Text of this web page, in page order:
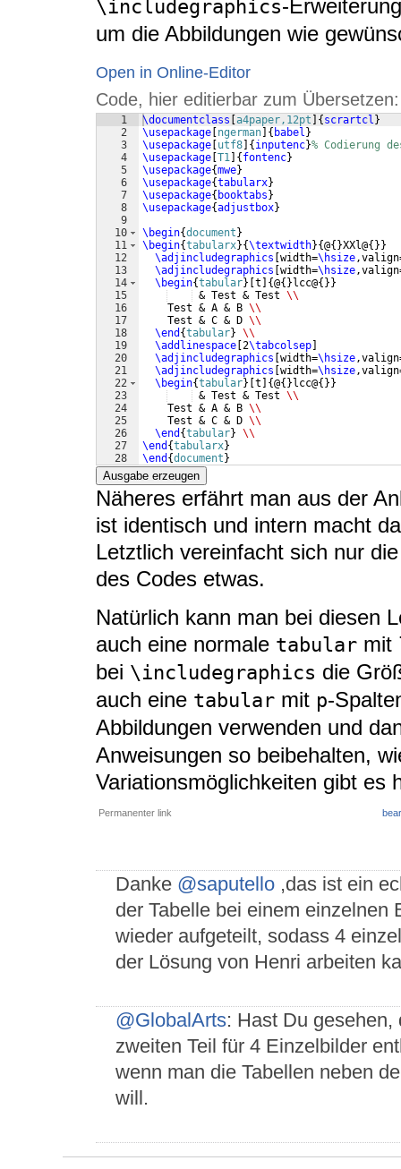
\includegraphics-
um die Abbildungen wie
Open in Online-Editor
Code, hier editierbar zum Übersetzen:
1
2
3
4
5
6
7
8
9
10
11
12
13
14
15
16
17
18
19
20
21
22
23
24
25
26
27
28
\documentclass a4paper,12pt { scrartcl }
\usepackage ngerman { babel }
\usepackage utf8 { inputenc}% Codierung
\usepackage T1 { fontenc}
\usepackage{mwe}
\usepackage{tabularx}
\usepackage{ booktabs }
\usepackage{adjustbox}
\begin{document }
\begin{tabularx}{\textwidth}{@{ }XXl@{ }}
\adjincludegraphics width=\hsize
\adjincludegraphics width=\hsize
\begin{tabular} t {@{ } lcc@{ }}
& Test & Test \\
    Test & A & B
\\
    Test & C & D
\\
\end {tabular} \\
\addlinespace 2\tabcolsep
\adjincludegraphics width=\hsize
\adjincludegraphics width=\hsize
\begin{tabular} t {@{ } lcc@{ }}
& Test & Test \\
    Test & A & B
\\
    Test & C & D
\\
\end {tabular} \\
\end {tabularx}
\end {document }
Ausgabe erzeugen
Näheres erfährt man aus der
ist identisch und intern macht
Letztlich vereinfacht sich nur
des Codes etwas.
Natürlich kann man bei diesen
auch eine normale tabular mit
bei \includegraphics die
auch eine tabular mit p-
Abbildungen verwenden und
Anweisungen so beibehalten,
Variationsmöglichkeiten gibt es
Permanenter link
Danke @saputello ,das ist ein
der Tabelle bei einem einzelnen
wieder aufgeteilt, sodass 4
der Lösung von Henri arbeiten
@GlobalArts: Hast Du
zweiten Teil für 4 Einzelbilder
wenn man die Tabellen neben
will.